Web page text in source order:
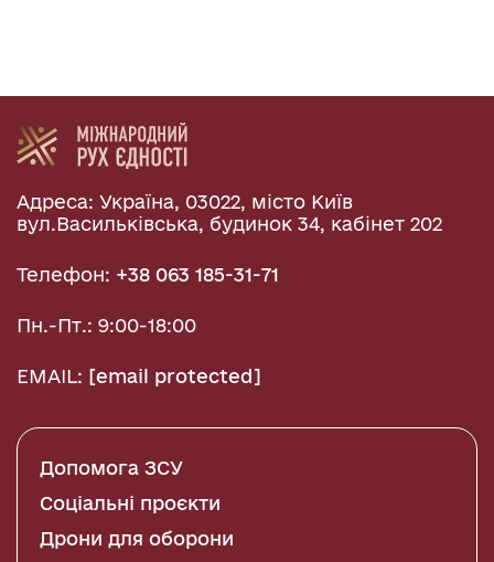
Адреса: Україна, 03022, місто Київ
вул.Васильківська, будинок 34, кабінет 202
Телефон: +38 063 185-31-71
Пн.-Пт.: 9:00-18:00
EMAIL: [email protected]
Допомога ЗСУ
Соціальні проєкти
Дрони для оборони